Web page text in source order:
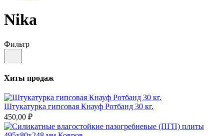
Nika
Фильтр
Хиты продаж
Штукатурка гипсовая Кнауф Ротбанд 30 кг.
450,00 ₽